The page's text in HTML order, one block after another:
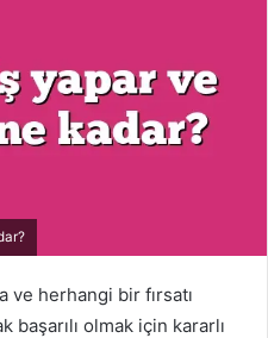
ve herhangi bir fırsatı
başarılı olmak için kararlı